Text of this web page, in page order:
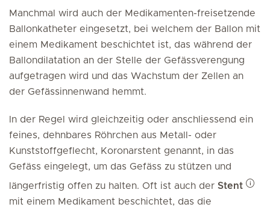
Manchmal wird auch der Medikamenten-freisetzende
Ballonkatheter eingesetzt, bei welchem der Ballon mit
einem Medikament beschichtet ist, das während der
Ballondilatation an der Stelle der Gefässverengung
aufgetragen wird und das Wachstum der Zellen an
der Gefässinnenwand hemmt.
In der Regel wird gleichzeitig oder anschliessend ein
feines, dehnbares Röhrchen aus Metall- oder
Kunststoffgeflecht, Koronarstent genannt, in das
Gefäss eingelegt, um das Gefäss zu stützen und
längerfristig offen zu halten. Oft ist auch der Stent
mit einem Medikament beschichtet, das die